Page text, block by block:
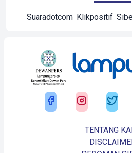
Suaradotcom Klikpositif
TENTANG